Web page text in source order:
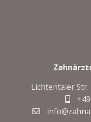
Lichtentaler Str.